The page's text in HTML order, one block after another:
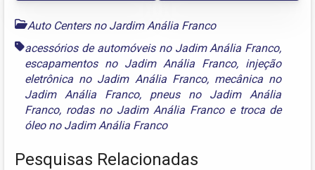
Auto Centers no Jardim Anália Franco
acessórios de automóveis no Jadim Anália Franco,
escapamentos no Jadim Anália Franco, injeção
eletrônica no Jadim Anália Franco, mecânica no
Jadim Anália Franco, pneus no Jadim Anália
Franco, rodas no Jadim Anália Francoe troca de
óleo no Jadim Anália Franco
Pesquisas Relacionadas